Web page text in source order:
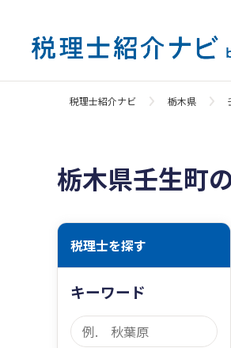
税理士紹介ナビ 栃木県
栃木県壬生町
税理士を探す
キーワード